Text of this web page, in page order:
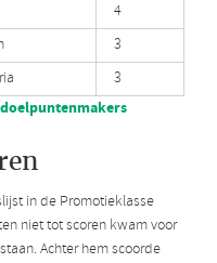
4
3
3
in de Promotieklasse
niet tot scoren kwam voor
Achter hem scoorde